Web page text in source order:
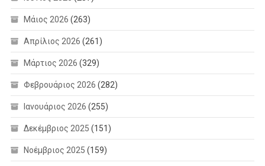
Μάιος 2026 (263)
Απρίλιος 2026 (261)
Μάρτιος 2026 (329)
Φεβρουάριος 2026 (282)
Ιανουάριος 2026 (255)
Δεκέμβριος 2025 (151)
Νοέμβριος 2025 (159)